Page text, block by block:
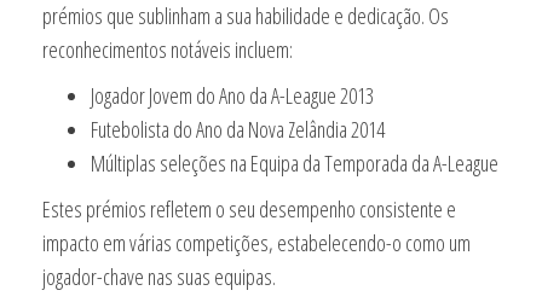
prémios que sublinham a sua habilidade e dedicação. Os
reconhecimentos notáveis incluem:
Jogador Jovem do Ano da A-League 2013
Futebolista do Ano da Nova Zelândia 2014
Múltiplas seleções na Equipa da Temporada da A-League
Estes prémios refletem o seu desempenho consistente e
impacto em várias competições, estabelecendo-o como um
jogador-chave nas suas equipas.